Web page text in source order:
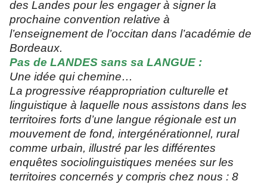
des Landes pour les engager à signer la
prochaine convention relative à
l’enseignement de l’occitan dans l’académie de
Bordeaux.
Pas de LANDES sans sa LANGUE :
Une idée qui chemine…
La progressive réappropriation culturelle et
linguistique à laquelle nous assistons dans les
territoires forts d’une langue régionale est un
mouvement de fond, intergénérationnel, rural
comme urbain, illustré par les différentes
enquêtes sociolinguistiques menées sur les
territoires concernés y compris chez nous : 8